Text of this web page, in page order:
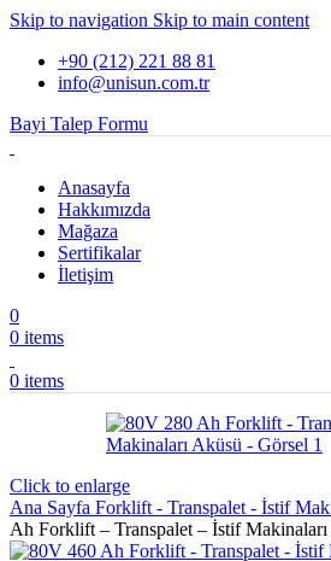
Skip to navigation Skip to main content
+90 (212) 221 88 81
info@unisun.com.tr
Bayi Talep Formu
Anasayfa
Hakkımızda
Mağaza
Sertifikalar
İletişim
0
0 items
0 items
Click to enlarge
Ana Sayfa Forklift - Transpalet - İstif
Ah Forklift – Transpalet – İstif